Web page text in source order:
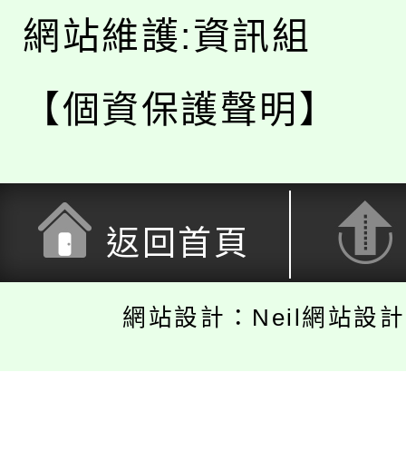
網站維護:資訊組
【個資保護聲明】
返回首頁
網站設計：Neil網站設